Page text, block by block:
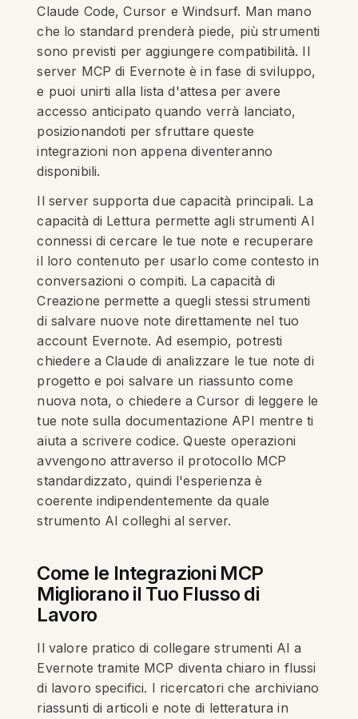
Claude Code, Cursor e Windsurf. Man mano
che lo standard prenderà piede, più strumenti
sono previsti per aggiungere compatibilità. Il
server MCP di Evernote è in fase di sviluppo,
e puoi unirti alla lista d'attesa per avere
accesso anticipato quando verrà lanciato,
posizionandoti per sfruttare queste
integrazioni non appena diventeranno
disponibili.
Il server supporta due capacità principali. La
capacità di Lettura permette agli strumenti AI
connessi di cercare le tue note e recuperare
il loro contenuto per usarlo come contesto in
conversazioni o compiti. La capacità di
Creazione permette a quegli stessi strumenti
di salvare nuove note direttamente nel tuo
account Evernote. Ad esempio, potresti
chiedere a Claude di analizzare le tue note di
progetto e poi salvare un riassunto come
nuova nota, o chiedere a Cursor di leggere le
tue note sulla documentazione API mentre ti
aiuta a scrivere codice. Queste operazioni
avvengono attraverso il protocollo MCP
standardizzato, quindi l'esperienza è
coerente indipendentemente da quale
strumento AI colleghi al server.
Come le Integrazioni MCP
Migliorano il Tuo Flusso di
Lavoro
Il valore pratico di collegare strumenti AI a
Evernote tramite MCP diventa chiaro in flussi
di lavoro specifici. I ricercatori che archiviano
riassunti di articoli e note di letteratura in